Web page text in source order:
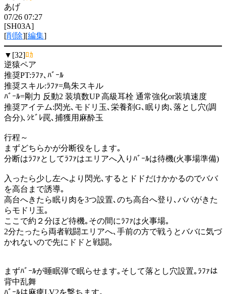
あげ
07/26 07:27
[SH03A]
[削除][編集]
▼[32]ﾛｶ
逆猿ペア
推奨PT:ﾗﾌｧ､ﾊﾞｰﾙ
推奨スキル:ﾗﾌｧ=鳥朱スキル
ﾊﾞｰﾙ=剛力 反動2 装填数UP 高級耳栓 通常強化or装填速度
推奨アイテム:閃光､モドリ玉､栄養剤G､眠り肉､落とし穴(調
合分)､ｼﾋﾞﾚ罠､捕獲用麻酔玉
行程～
まずどちらかが分断役をします｡
分断はﾗﾌｧとしてﾗﾌｧはエリアへ入りﾊﾞｰﾙは待機(火事場準備)
入ったら少し左へより閃光､するとドドだけかかるのでババ
を高台まで誘導｡
高台へきたら眠り肉を3つ設置､のち高台へ登り､ババがきた
らモドリ玉｡
ここで約２分ほど待機｡その間にﾗﾌｧは火事場｡
2分たったら両者戦闘エリアへ､手前の方で戦うとババに気づ
かれないので先にドドと戦闘｡
まずﾊﾞｰﾙが睡眠弾で眠らせます｡そして落とし穴設置｡ﾗﾌｧは
背中乱舞
ﾊﾞｰﾙは麻痺LV2を撃ちます｡